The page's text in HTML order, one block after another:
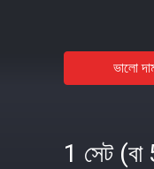
ভালো
1 সেট (বা